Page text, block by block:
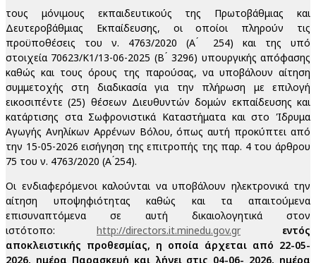
τους μόνιμους εκπαιδευτικούς της Πρωτοβάθμιας και
Δευτεροβάθμιας Εκπαίδευσης, οι οποίοι πληρούν τις
προϋποθέσεις του ν. 4763/2020 (Α ́ 254) και της υπό
στοιχεία 70623/Κ1/13-06-2025 (Β ́ 3296) υπουργικής απόφασης
καθώς και τους όρους της παρούσας, να υποβάλουν αίτηση
συμμετοχής στη διαδικασία για την πλήρωση με επιλογή
εικοσιπέντε (25) θέσεων Διευθυντών δομών εκπαίδευσης και
κατάρτισης στα Σωφρονιστικά Καταστήματα και στο Ίδρυμα
Αγωγής Ανηλίκων Αρρένων Βόλου, όπως αυτή προκύπτει από
την 15-05-2026 εισήγηση της επιτροπής της παρ. 4 του άρθρου
75 του ν. 4763/2020 (Α ́254).
Οι ενδιαφερόμενοι καλούνται να υποβάλουν ηλεκτρονικά την
αίτηση υποψηφιότητας καθώς και τα απαιτούμενα
επισυναπτόμενα σε αυτή δικαιολογητικά στον
ιστότοπο: http://directors.it.minedu.gov.gr εντός
αποκλειστικής προθεσμίας, η οποία άρχεται από 22-05-
2026, ημέρα Παρασκευή και λήγει στις 04-06- 2026, ημέρα